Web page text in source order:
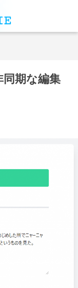
期な編集